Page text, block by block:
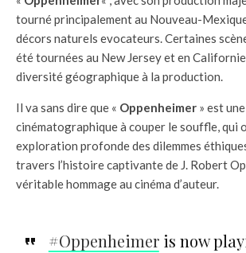
tourné principalement au Nouveau-
décors naturels evocateurs. Certaines
été tournées au New Jersey et en
diversité géographique à la production.
Il va sans dire que « Oppenheimer » est
cinématographique à couper le souffle, qui
exploration profonde des dilemmes
travers l’histoire captivante de J. Robert
véritable hommage au cinéma d’auteur.
#Oppenheimeris now